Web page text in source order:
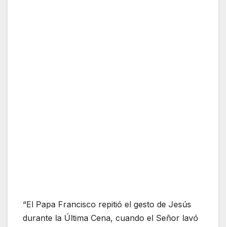
“El Papa Francisco repitió el gesto de Jesús
durante la Última Cena, cuando el Señor lavó